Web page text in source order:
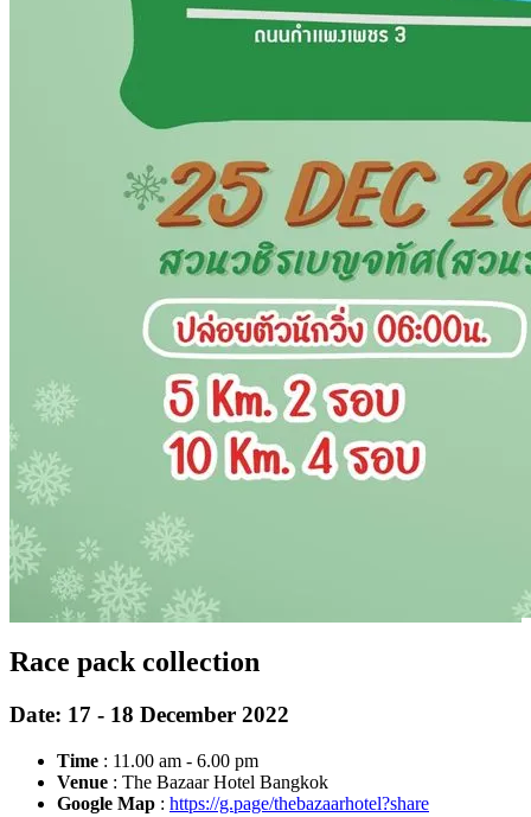
Race pack collection
Date: 17 - 18 December 2022
Time : 11.00 am - 6.00 pm
Venue : The Bazaar Hotel Bangkok
Google Map : https://g.page/thebazaarhotel?share